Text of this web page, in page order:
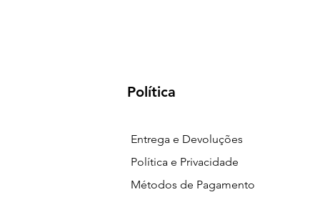
Política
Entrega e Devoluções
Política e Privacidade
Métodos de Pagamento